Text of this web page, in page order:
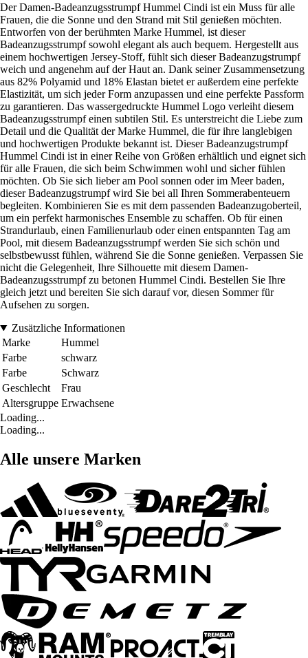
Der Damen-Badeanzugsstrumpf Hummel Cindi ist ein Muss für alle
Frauen, die die Sonne und den Strand mit Stil genießen möchten.
Entworfen von der berühmten Marke Hummel, ist dieser
Badeanzugsstrumpf sowohl elegant als auch bequem. Hergestellt aus
einem hochwertigen Jersey-Stoff, fühlt sich dieser Badeanzugstrumpf
weich und angenehm auf der Haut an. Dank seiner Zusammensetzung
aus 82% Polyamid und 18% Elastan bietet er außerdem eine perfekte
Elastizität, um sich jeder Form anzupassen und eine perfekte Passform
zu garantieren. Das wassergedruckte Hummel Logo verleiht diesem
Badeanzugsstrumpf einen subtilen Stil. Es unterstreicht die Liebe zum
Detail und die Qualität der Marke Hummel, die für ihre langlebigen
und hochwertigen Produkte bekannt ist. Dieser Badeanzugstrumpf
Hummel Cindi ist in einer Reihe von Größen erhältlich und eignet sich
für alle Frauen, die sich beim Schwimmen wohl und sicher fühlen
möchten. Ob Sie sich lieber am Pool sonnen oder im Meer baden,
dieser Badeanzugstrumpf wird Sie bei all Ihren Sommerabenteuern
begleiten. Kombinieren Sie es mit dem passenden Badeanzugoberteil,
um ein perfekt harmonisches Ensemble zu schaffen. Ob für einen
Strandurlaub, einen Familienurlaub oder einen entspannten Tag am
Pool, mit diesem Badeanzugsstrumpf werden Sie sich schön und
selbstbewusst fühlen, während Sie die Sonne genießen. Verpassen Sie
nicht die Gelegenheit, Ihre Silhouette mit diesem Damen-
Badeanzugsstrumpf zu betonen Hummel Cindi. Bestellen Sie Ihre
gleich jetzt und bereiten Sie sich darauf vor, diesen Sommer für
Aufsehen zu sorgen.
Zusätzliche Informationen
Marke
Hummel
Farbe
schwarz
Farbe
Schwarz
Geschlecht
Frau
Altersgruppe Erwachsene
Loading...
Loading...
Alle unsere Marken